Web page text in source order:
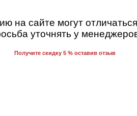
на сайте могут
уточнять у
Получите скидку 5 % оставив отзыв